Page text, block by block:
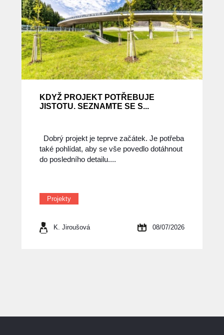
KDYŽ PROJEKT POTŘEBUJE
JISTOTU. SEZNAMTE SE S...
Dobrý projekt je teprve začátek. Je potřeba
také pohlídat, aby se vše povedlo dotáhnout
do posledního detailu....
Projekty
K. Jiroušová 08/07/2026